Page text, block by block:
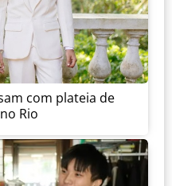
com plateia de
Rio